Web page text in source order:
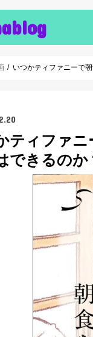
いつかティファニーで
ティファ
できるのか